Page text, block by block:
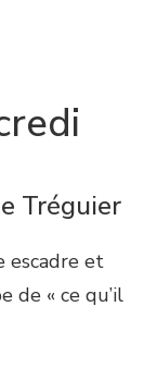
Tréguier
escadre et
de « ce qu’il